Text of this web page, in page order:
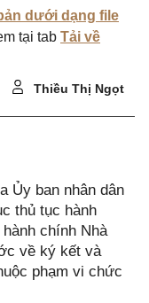
dưới dạng file
tại tab Tải về
Thiều Thị Ngọt
Ủy ban nhân dân
thủ tục hành
chính Nhà
về ký kết và
phạm vi chức